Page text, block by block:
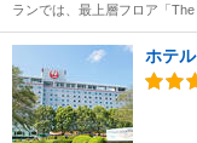
ランでは、最上層フロア「The
ホテ